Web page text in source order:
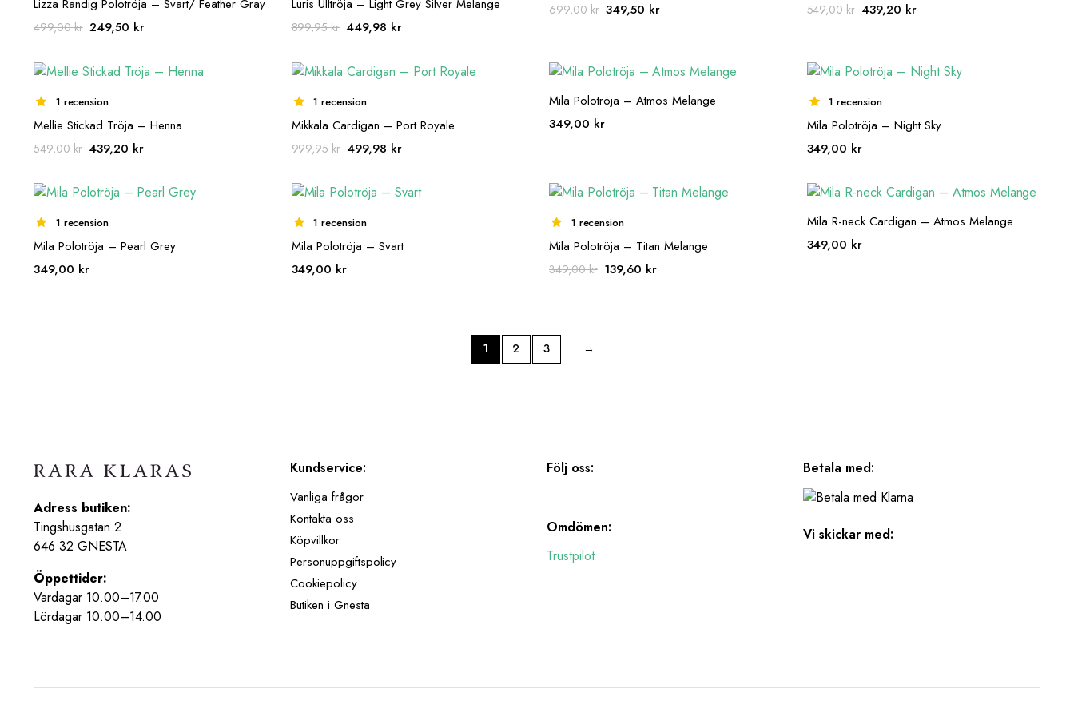
Lizza Randig Polotröja – Svart/ Feather Gray
499,00kr Det
var:
499,00 kr.
249,50 krDet
är:
Luris Ulltröja – Light Grey Silver Melange
899,95kr Det
var:
899,95 kr.
449,98 krDet
är:
699,00kr Det
699,00 kr.
349,50 krDet
349,50 kr.
549,00kr Det
549,00 kr.
439,20 krDet
439,20 kr.
1 recension
Mellie Stickad Tröja – Henna
549,00kr Det
priset
var:
549,00 kr.
439,20 krDet
priset
är:
1 recension
Mikkala Cardigan – Port Royale
999,95kr Det
var:
999,95 kr.
499,98 krDet
är:
Mila Polotröja – Atmos Melange
349,00 kr
1 recension
Mila Polotröja – Night Sky
349,00 kr
1 recension
Mila Polotröja – Pearl Grey
349,00 kr
1 recension
Mila Polotröja – Svart
349,00 kr
1 recension
Mila Polotröja – Titan Melange
349,00kr Det
139,60 krDet
Mila R-neck Cardigan – Atmos Melange
349,00 kr
1 2 3 →
Adress butiken:
Tingshusgatan 2
646 32 GNESTA
Öppettider:
Vardagar 10.00–17.00
Lördagar 10.00–14.00
Kundservice:
Vanliga frågor
Kontakta oss
Köpvillkor
Personuppgiftspolicy
Cookiepolicy
Butiken i Gnesta
Följ oss:
Omdömen:
Trustpilot
Betala med:
Vi skickar med: